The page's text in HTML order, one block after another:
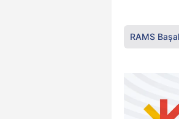
RAMS